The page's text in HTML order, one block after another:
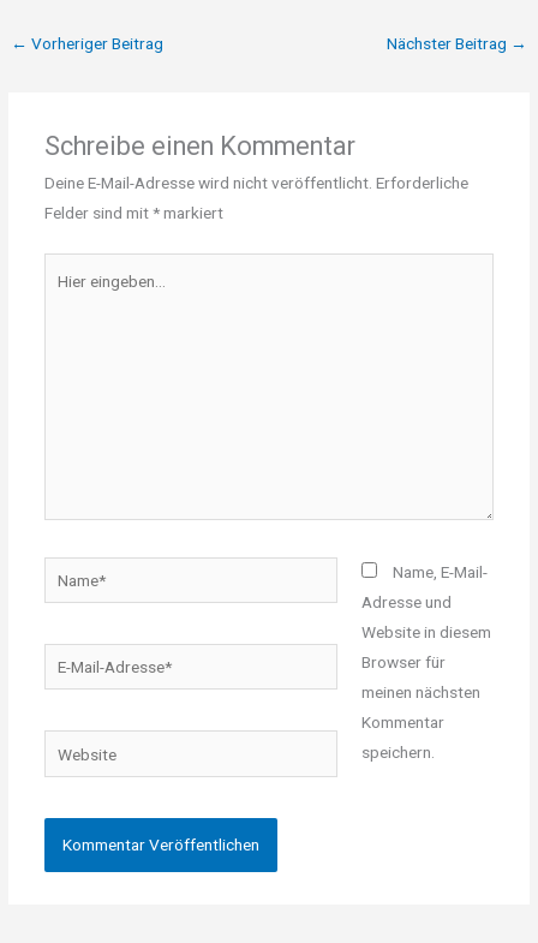
← Vorheriger Beitrag Nächster Beitrag →
Schreibe einen Kommentar
Deine E-Mail-Adresse wird nicht veröffentlicht. Erforderliche
Felder sind mit*markiert
eingeben…
Mail-
Website
Name, E-Mail-
Adresse und
Website in diesem
Browser für
meinen nächsten
Kommentar
speichern.